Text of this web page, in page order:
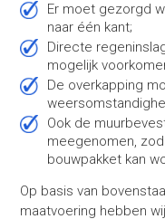
Er moet gezorgd worden voor een goed afwatering,
naar één kant;
Directe regeninslag vanaf de zijkanten moet zoveel
mogelijk
De overkapping moet berekend zijn op alle
Ook de muurbevestigingen moeten worden
meegenomen,
bouwpakket kan
Op basis van
maatvoering hebben